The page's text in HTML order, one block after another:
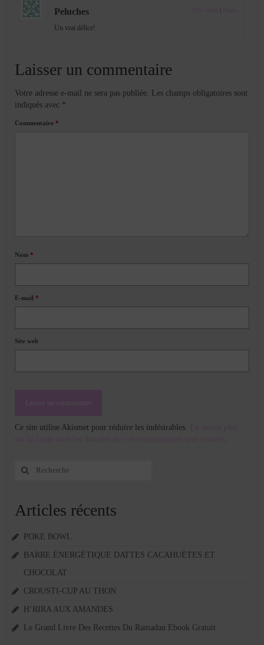
Peluches
Un vrai délice!
Laisser un commentaire
Votre adresse e-mail ne sera pas publiée.
Les champs obligatoires sont
indiqués avec *
Commentaire *
Nom *
E-mail *
Site web
Ce site utilise Akismet pour réduire les indésirables.
Rechercher
Articles récents
POKE BOWL
BARRE ÉNERGÉTIQUE DATTES CACAHUÈTES ET
CHOCOLAT
CROUSTI-CUP AU THON
H’RIRA AUX AMANDES
Le Grand Livre Des Recettes Du Ramadan Ebook Gratuit